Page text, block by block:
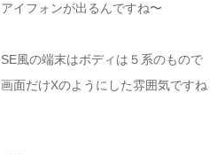
アイフォンが出るんですね〜
SE風の端末はボディは５系のもので
画面だけXのようにした雰囲気ですね